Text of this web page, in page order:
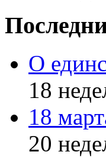
О
18
18
20